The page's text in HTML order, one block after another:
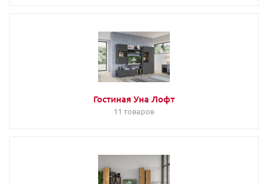
Гостиная Уна Лофт
11 товаров